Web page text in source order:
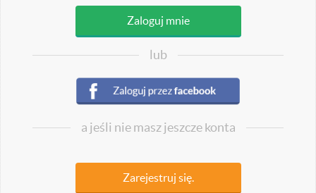
lub
a jeśli nie masz jeszcze konta
Zarejestruj się.